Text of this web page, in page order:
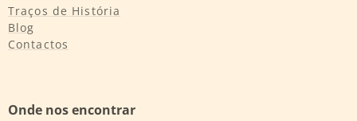
Traços de História
Blog
Contactos
Onde nos encontrar